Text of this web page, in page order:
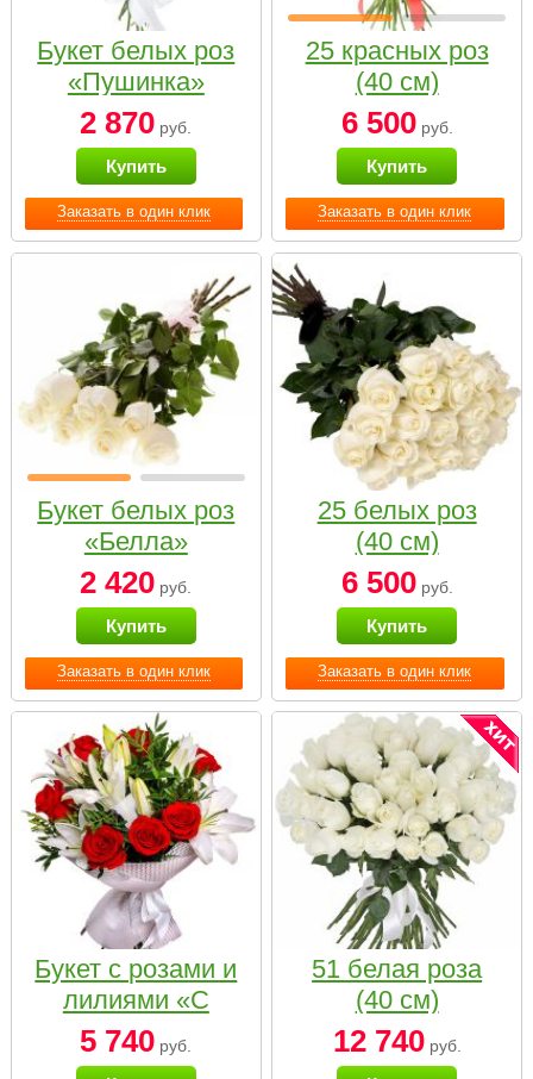
Заказать в один клик
Букет белых роз
«Пушинка»
2 870 руб.
Купить
Заказать в один клик
25 красных роз
(40 см)
6 500руб.
Купить
Заказать в один клик
Букет белых роз
«Белла»
2 420 руб.
Купить
Заказать в один клик
25 белых роз
(40 см)
6 500руб.
Купить
Букет с розами и
лилиями «С
наилучшими
пожеланиями»
5 740 руб.
51 белая роза
(40 см)
12 740руб.